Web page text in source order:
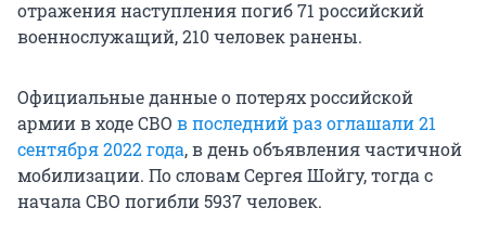
отражения наступления погиб 71 российский
военнослужащий, 210 человек ранены.
Официальные данные о потерях российской
армии в ходе СВО в последний раз оглашали 21
сентября 2022 года, в день объявления частичной
мобилизации. По словам Сергея Шойгу, тогда с
начала СВО погибли 5937 человек.